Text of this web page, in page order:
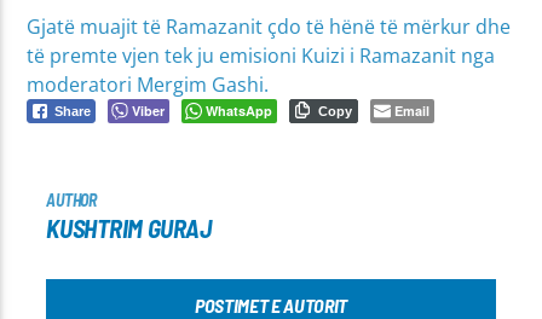
Gjatë muajit të Ramazanit çdo të hënë të mërkur dhe
të premte vjen tek ju emisioni Kuizi i Ramazanit nga
moderatori Mergim Gashi.
Share Viber WhatsApp Copy Email
AUTHOR
KUSHTRIM GURAJ
POSTIMET E AUTORIT